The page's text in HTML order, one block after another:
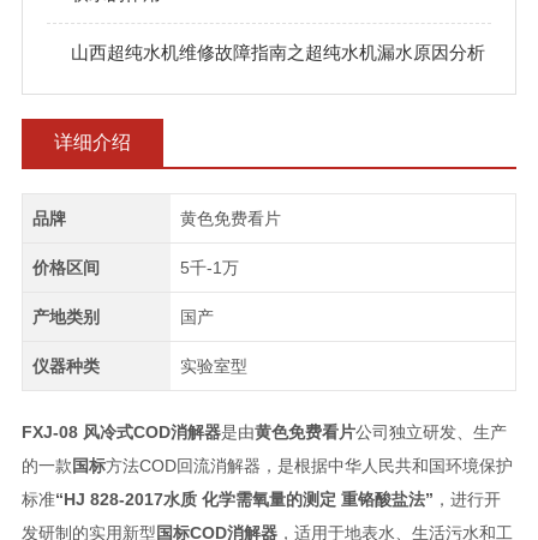
山西超纯水机维修故障指南之超纯水机漏水原因分析
详细介绍
品牌 黄色免费看片
价格区间 5千-1万
产地类别 国产
仪器种类 实验室型
FXJ-08 风冷式COD消解器是由黄色免费看片公司独立研发、生产
的一款国标方法COD回流消解器，是根据中华人民共和国环境保护
标准“HJ 828-2017水质 化学需氧量的测定 重铬酸盐法” ，进行开
发研制的实用新型国标COD消解器，适用于地表水、生活污水和工